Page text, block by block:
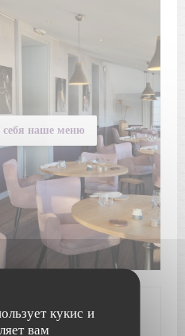
кукис и
вам
себя наше меню